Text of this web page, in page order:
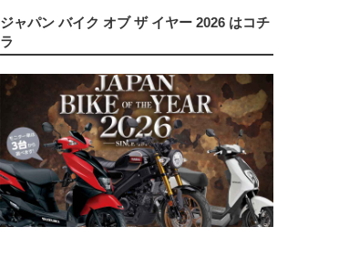
ジャパン バイク オブ ザ イヤー 2026 はコチ
ラ